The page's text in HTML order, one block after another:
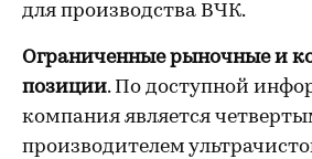
для производства ВЧК.
Ограниченные рыночные и
позиции. По доступной
компания является
производителем